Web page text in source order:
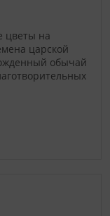
цветы на
царской
обычай